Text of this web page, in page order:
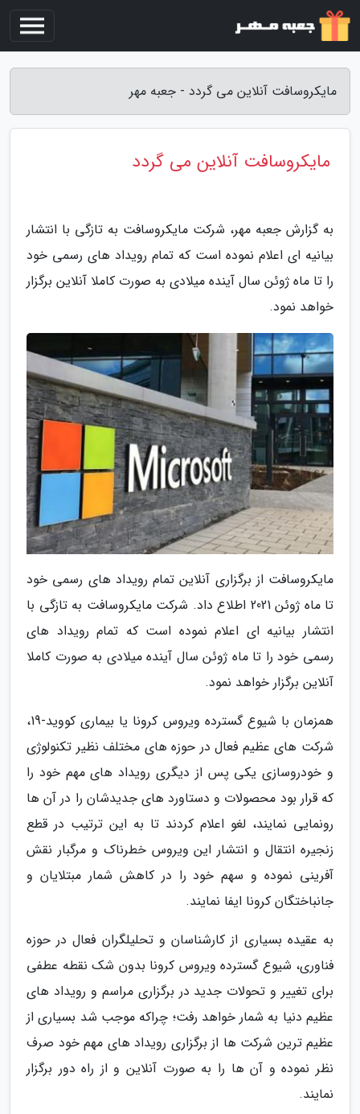
مایکروسافت آنلاین می گردد - جعبه مهر
مایکروسافت آنلاین می گردد
به گزارش جعبه مهر، شرکت مایکروسافت به تازگی با انتشار
بیانیه ای اعلام نموده است که تمام رویداد های رسمی خود
را تا ماه ژوئن سال آینده میلادی به صورت کاملا آنلاین برگزار
خواهد نمود.
مایکروسافت از برگزاری آنلاین تمام رویداد های رسمی خود
تا ماه ژوئن 2021 اطلاع داد. شرکت مایکروسافت به تازگی با
انتشار بیانیه ای اعلام نموده است که تمام رویداد های
رسمی خود را تا ماه ژوئن سال آینده میلادی به صورت کاملا
آنلاین برگزار خواهد نمود.
همزمان با شیوع گسترده ویروس کرونا یا بیماری کووید-19،
شرکت های عظیم فعال در حوزه های مختلف نظیر تکنولوژی
و خودروسازی یکی پس از دیگری رویداد های مهم خود را
که قرار بود محصولات و دستاورد های جدیدشان را در آن ها
رونمایی نمایند، لغو اعلام کردند تا به این ترتیب در قطع
زنجیره انتقال و انتشار این ویروس خطرناک و مرگبار نقش
آفرینی نموده و سهم خود را در کاهش شمار مبتلایان و
جانباختگان کرونا ایفا نمایند.
به عقیده بسیاری از کارشناسان و تحلیلگران فعال در حوزه
فناوری، شیوع گسترده ویروس کرونا بدون شک نقطه عطفی
برای تغییر و تحولات جدید در برگزاری مراسم و رویداد های
عظیم دنیا به شمار خواهد رفت؛ چراکه موجب شد بسیاری از
عظیم ترین شرکت ها از برگزاری رویداد های مهم خود صرف
نظر نموده و آن ها را به صورت آنلاین و از راه دور برگزار
نمایند.